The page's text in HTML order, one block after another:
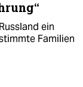
ein
Familien